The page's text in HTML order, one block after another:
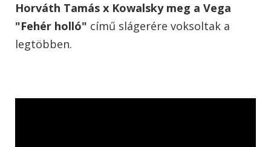
Horváth Tamás x Kowalsky meg a Vega
"Fehér holló" című slágerére voksoltak a
legtöbben.